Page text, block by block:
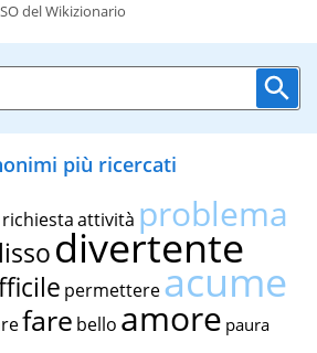
del Wikizionario
più ricercati
richiestaattività problema
divertente
permettereacume
fare bello amore paura